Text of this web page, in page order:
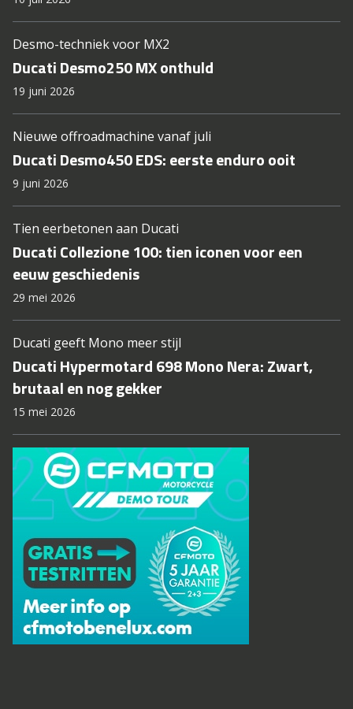
Desmo-techniek voor MX2
Ducati Desmo250 MX onthuld
19 juni 2026
Nieuwe offroadmachine vanaf juli
Ducati Desmo450 EDS: eerste enduro ooit
9 juni 2026
Tien eerbetonen aan Ducati
Ducati Collezione 100: tien iconen voor een
eeuw geschiedenis
29 mei 2026
Ducati geeft Mono meer stijl
Ducati Hypermotard 698 Mono Nera: Zwart,
brutaal en nog gekker
15 mei 2026